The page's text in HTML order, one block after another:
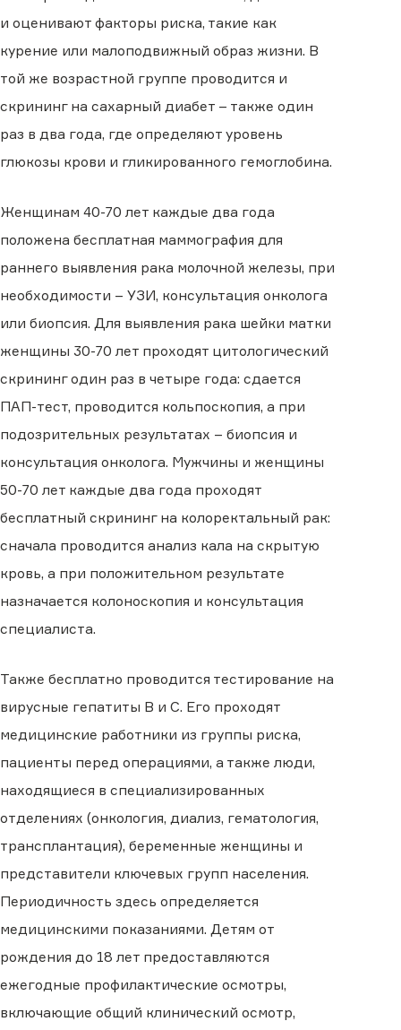
и оценивают факторы риска, такие как
курение или малоподвижный образ жизни. В
той же возрастной группе проводится и
скрининг на сахарный диабет – также один
раз в два года, где определяют уровень
глюкозы крови и гликированного гемоглобина.
Женщинам 40-70 лет каждые два года
положена бесплатная маммография для
раннего выявления рака молочной железы, при
необходимости – УЗИ, консультация онколога
или биопсия. Для выявления рака шейки матки
женщины 30-70 лет проходят цитологический
скрининг один раз в четыре года: сдается
ПАП-тест, проводится кольпоскопия, а при
подозрительных результатах – биопсия и
консультация онколога. Мужчины и женщины
50-70 лет каждые два года проходят
бесплатный скрининг на колоректальный рак:
сначала проводится анализ кала на скрытую
кровь, а при положительном результате
назначается колоноскопия и консультация
специалиста.
Также бесплатно проводится тестирование на
вирусные гепатиты B и C. Его проходят
медицинские работники из группы риска,
пациенты перед операциями, а также люди,
находящиеся в специализированных
отделениях (онкология, диализ, гематология,
трансплантация), беременные женщины и
представители ключевых групп населения.
Периодичность здесь определяется
медицинскими показаниями. Детям от
рождения до 18 лет предоставляются
ежегодные профилактические осмотры,
включающие общий клинический осмотр,